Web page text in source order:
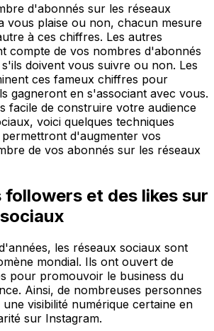
d'abonnés sur les réseaux
vous plaise ou non, chacun mesure
à ces chiffres. Les autres
compte de vos nombres d'abonnés
doivent vous suivre ou non. Les
ces fameux chiffres pour
gagneront en s'associant avec vous.
facile de construire votre audience
voici quelques techniques
d'augmenter vos
de vos abonnés sur les réseaux
followers et des likes sur
les réseaux sociaux sont
mondial. Ils ont ouvert de
pour promouvoir le business du
Ainsi, de nombreuses personnes
visibilité numérique certaine en
sur Instagram.